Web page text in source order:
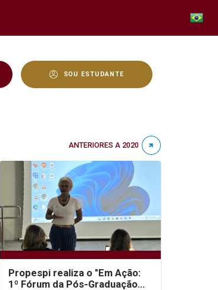
SOU ESTUDANTE
ANTERIORES A 2020
Propespi realiza o "Em Ação:
1º Fórum da Pós-Graduação